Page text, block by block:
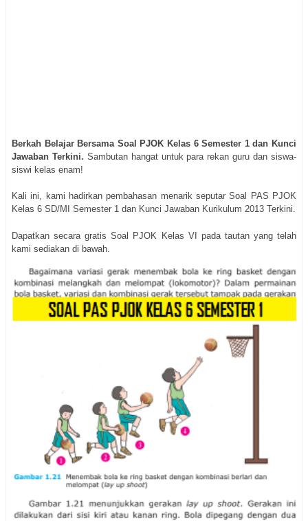
Berkah Belajar Bersama Soal PJOK Kelas 6 Semester 1 dan Kunci
Jawaban Terkini. Sambutan hangat untuk para rekan guru dan siswa-
siswi kelas enam!
Kali ini, kami hadirkan pembahasan menarik seputar Soal PAS PJOK
Kelas 6 SD/MI Semester 1 dan Kunci Jawaban Kurikulum 2013 Terkini.
Dapatkan secara gratis Soal PJOK Kelas VI pada tautan yang telah
kami sediakan di bawah.